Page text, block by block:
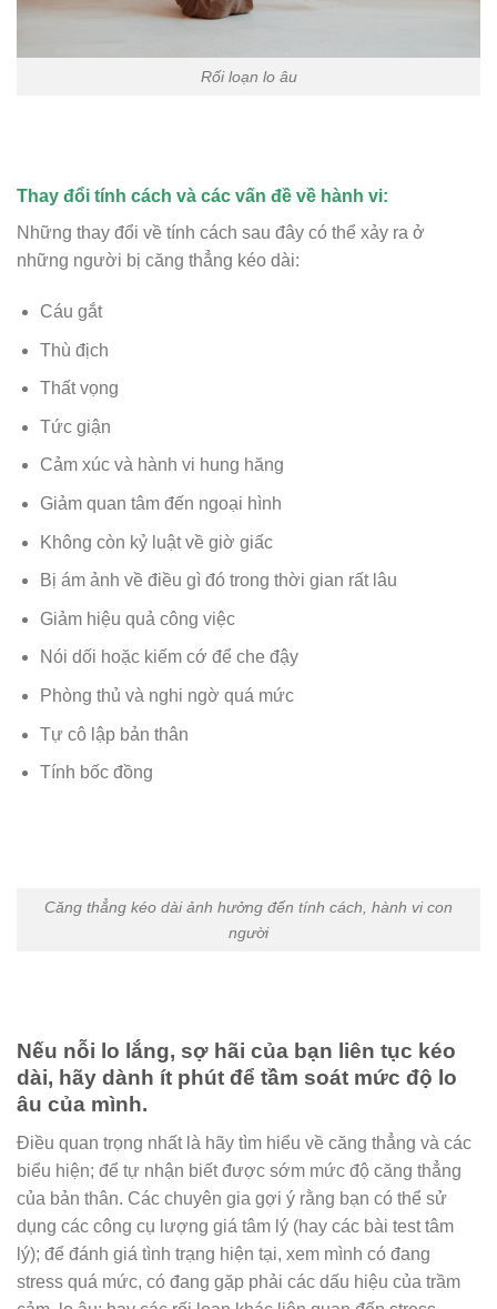
Rối loạn lo âu
Thay đổi tính cách và các vấn đề về hành vi:
Những thay đổi về tính cách sau đây có thể xảy ra ở
những người bị căng thẳng kéo dài:
Cáu gắt
Thù địch
Thất vọng
Tức giận
Cảm xúc và hành vi hung hăng
Giảm quan tâm đến ngoại hình
Không còn kỷ luật về giờ giấc
Bị ám ảnh về điều gì đó trong thời gian rất lâu
Giảm hiệu quả công việc
Nói dối hoặc kiếm cớ để che đậy
Phòng thủ và nghi ngờ quá mức
Tự cô lập bản thân
Tính bốc đồng
Căng thẳng kéo dài ảnh hưởng đến tính cách, hành vi con
người
Nếu nỗi lo lắng, sợ hãi của bạn liên tục kéo
dài, hãy dành ít phút để tầm soát mức độ lo
âu của mình.
Điều quan trọng nhất là hãy tìm hiểu về căng thẳng và các
biểu hiện; để tự nhận biết được sớm mức độ căng thẳng
của bản thân. Các chuyên gia gợi ý rằng bạn có thể sử
dụng các công cụ lượng giá tâm lý (hay các bài test tâm
lý); để đánh giá tình trạng hiện tại, xem mình có đang
stress quá mức, có đang gặp phải các dấu hiệu của trầm